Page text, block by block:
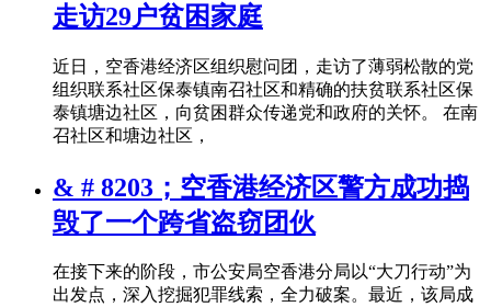
走访29户贫困家庭
近日，空香港经济区组织慰问团，走访了薄弱松散的党
组织联系社区保泰镇南召社区和精确的扶贫联系社区保
泰镇塘边社区，向贫困群众传递党和政府的关怀。 在南
召社区和塘边社区，
& # 8203；空香港经济区警方成功捣
毁了一个跨省盗窃团伙
在接下来的阶段，市公安局空香港分局以“大刀行动”为
出发点，深入挖掘犯罪线索，全力破案。最近，该局成